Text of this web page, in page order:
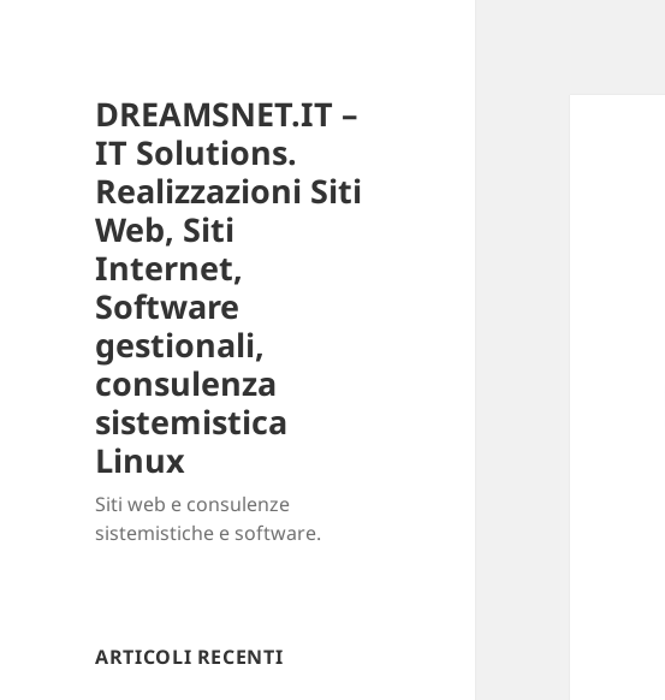
DREAMSNET.IT –
IT Solutions.
Realizzazioni Siti
Web, Siti
Internet,
Software
gestionali,
consulenza
sistemistica
Linux
Siti web e consulenze
sistemistiche e software.
ARTICOLI RECENTI